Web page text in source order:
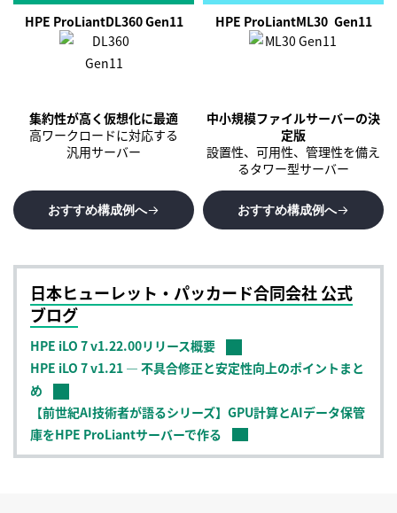
HPE ProLiantDL360 Gen11
集約性が高く仮想化に最適
高ワークロードに対応する
汎用サーバー
おすすめ構成例へ
HPE ProLiantML30 Gen11
中小規模ファイルサーバーの決
定版
設置性、可用性、管理性を備え
るタワー型サーバー
おすすめ構成例へ
日本ヒューレット・パッカード合同会社 公式
ブログ
HPE iLO 7 v1.22.00リリース概要
HPE iLO 7 v1.21 ― 不具合修正と安定性向上のポイントまと
め
【前世紀AI技術者が語るシリーズ】GPU計算とAIデータ保管
庫をHPE ProLiantサーバーで作る
【前世紀AI技術者が語るシリーズ】IDC調査結果：プライベ